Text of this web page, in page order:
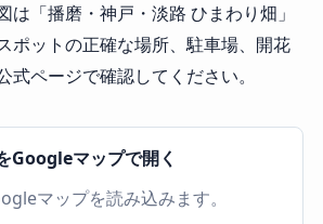
は「播磨・神戸・淡路 ひまわり畑」
ポットの正確な場所、駐車場、開花
式ページで確認してください。
Googleマップで開く
マップを読み込みます。